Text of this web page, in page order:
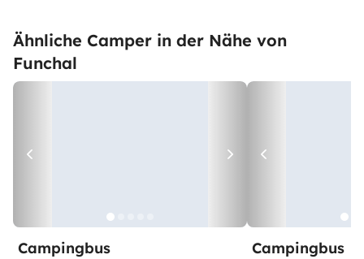
Ähnliche Camper in der Nähe von
Funchal
Campingbus Campingbus